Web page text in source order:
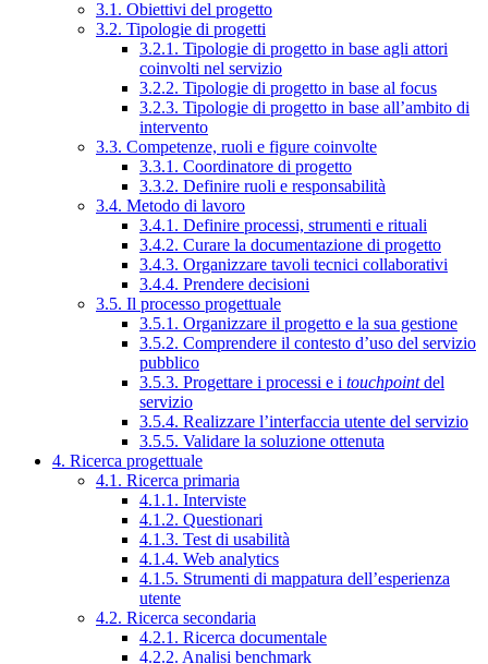
3.1. Obiettivi del progetto
3.2. Tipologie di progetti
3.2.1. Tipologie di progetto in base agli attori
coinvolti nel servizio
3.2.2. Tipologie di progetto in base al focus
3.2.3. Tipologie di progetto in base all’ambito di
intervento
3.3. Competenze, ruoli e figure coinvolte
3.3.1. Coordinatore di progetto
3.3.2. Definire ruoli e responsabilità
3.4. Metodo di lavoro
3.4.1. Definire processi, strumenti e rituali
3.4.2. Curare la documentazione di progetto
3.4.3. Organizzare tavoli tecnici collaborativi
3.4.4. Prendere decisioni
3.5. Il processo progettuale
3.5.1. Organizzare il progetto e la sua gestione
3.5.2. Comprendere il contesto d’uso del servizio
pubblico
3.5.3. Progettare i processi e i touchpointdel
servizio
3.5.4. Realizzare l’interfaccia utente del servizio
3.5.5. Validare la soluzione ottenuta
4. Ricerca progettuale
4.1. Ricerca primaria
4.1.1. Interviste
4.1.2. Questionari
4.1.3. Test di usabilità
4.1.4. Web analytics
4.1.5. Strumenti di mappatura dell’esperienza
utente
4.2. Ricerca secondaria
4.2.1. Ricerca documentale
4.2.2. Analisi benchmark